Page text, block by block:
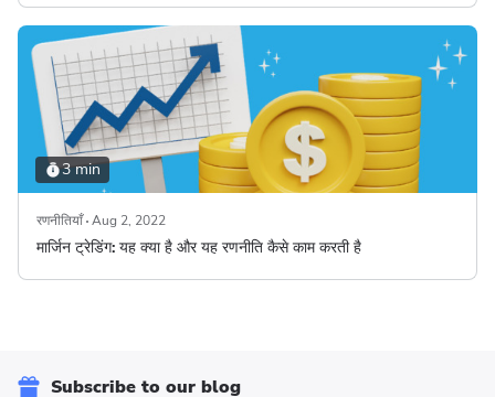
3 min
रणनीतियाँ Aug 2, 2022
मार्जिन ट्रेडिंग: यह क्या है और यह रणनीति कैसे काम करती है
Subscribe to our blog